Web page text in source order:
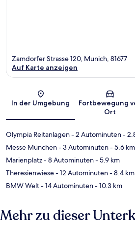
Karte
Zamdorfer Strasse 120, Munich, 81677
Auf Karte anzeigen
In der Umgebung
Fortbewegung
Ort
Olympia Reitanlagen- 2 Autominuten-
Messe München- 3 Autominuten- 5.6 km
Marienplatz- 8 Autominuten- 5.9 km
Theresienwiese- 12 Autominuten- 8.4 km
BMW Welt- 14 Autominuten- 10.3 km
Mehr zu dieser